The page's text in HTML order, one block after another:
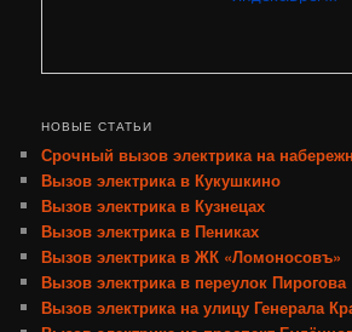
НОВЫЕ СТАТЬИ
Срочный вызов электрика на
Вызов электрика в Кукушкино
Вызов электрика в Кузнецах
Вызов электрика в Пениках
Вызов электрика в ЖК «Ломоносовъ»
Вызов электрика в переулок Пирогова
Вызов электрика на улицу Генерала